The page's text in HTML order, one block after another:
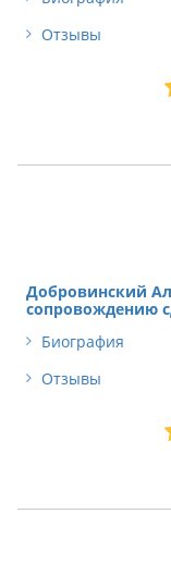
Отзывы
Добровинский
сопровождению
Биография
Отзывы